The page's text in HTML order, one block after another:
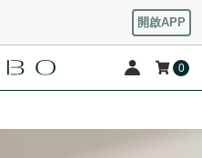
開啟APP
0